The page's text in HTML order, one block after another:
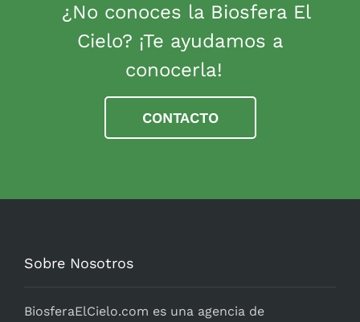
¿No conoces la Biosfera El
Cielo? ¡Te ayudamos a
conocerla!
CONTACTO
Sobre Nosotros
BiosferaElCielo.com es una agencia de